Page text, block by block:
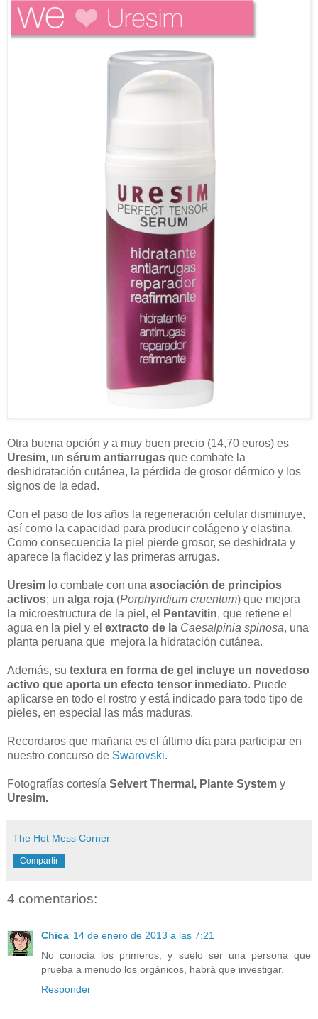
Otra buena opción y a muy buen precio (14,70 euros) es
Uresim, un sérum antiarrugas que combate la
deshidratación cutánea, la pérdida de grosor dérmico y los
signos de la edad.
Con el paso de los años la regeneración celular disminuye,
así como la capacidad para producir colágeno y elastina.
Como consecuencia la piel pierde grosor, se deshidrata y
aparece la flacidez y las primeras arrugas.
Uresim lo combate con una asociación de principios
activos; un alga roja (Porphyridium cruentum) que mejora
la microestructura de la piel, el
Pentavitin, que retiene el
agua en la piel y el extracto de la Caesalpinia spinosa, una
planta peruana que mejora la hidratación cutánea.
Además, su textura en forma de gel incluye un novedoso
activo que aporta un efecto tensor inmediato. Puede
aplicarse en todo el rostro y está indicado para todo tipo de
pieles, en especial las más maduras.
Recordaros que mañana es el último día para participar en
nuestro concurso de Swarovski.
Fotografías cortesía Selvert Thermal, Plante System y
Uresim.
The Hot Mess Corner
Compartir
4 comentarios:
Chica 14 de enero de 2013 a las 7:21
No conocía los primeros, y suelo ser una persona que
prueba a menudo los orgánicos, habrá que investigar.
Responder